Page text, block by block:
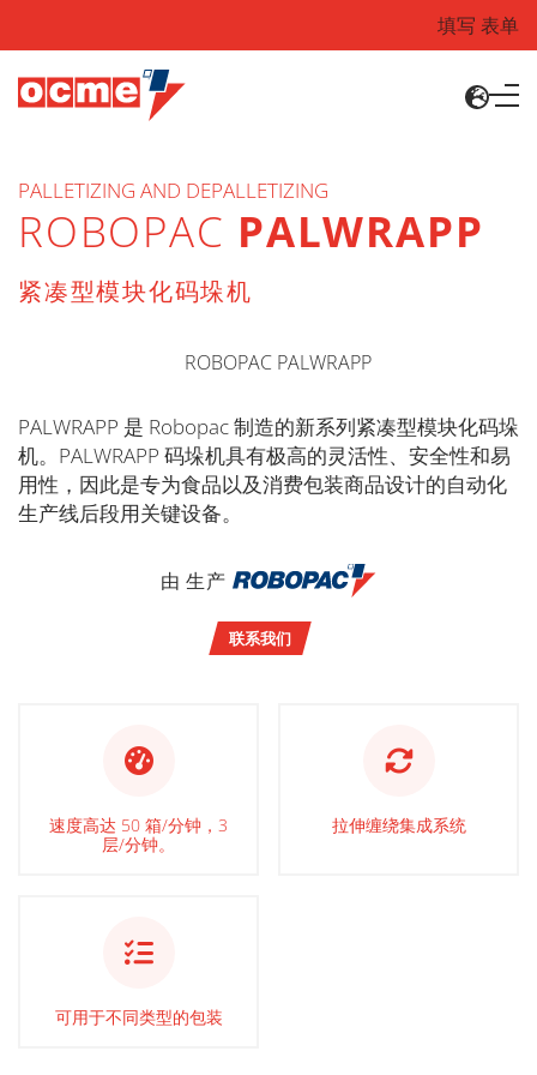
填写 表单
PALLETIZING AND DEPALLETIZING
ROBOPAC PALWRAPP
紧凑型模块化码垛机
PALWRAPP 是 Robopac 制造的新系列紧凑型模块化码垛
机。PALWRAPP 码垛机具有极高的灵活性、安全性和易
用性，因此是专为食品以及消费包装商品设计的自动化
生产线后段用关键设备。
由 生产
联系我们
速度高达 50 箱/分钟，3
层/分钟。
拉伸缠绕集成系统
可用于不同类型的包装